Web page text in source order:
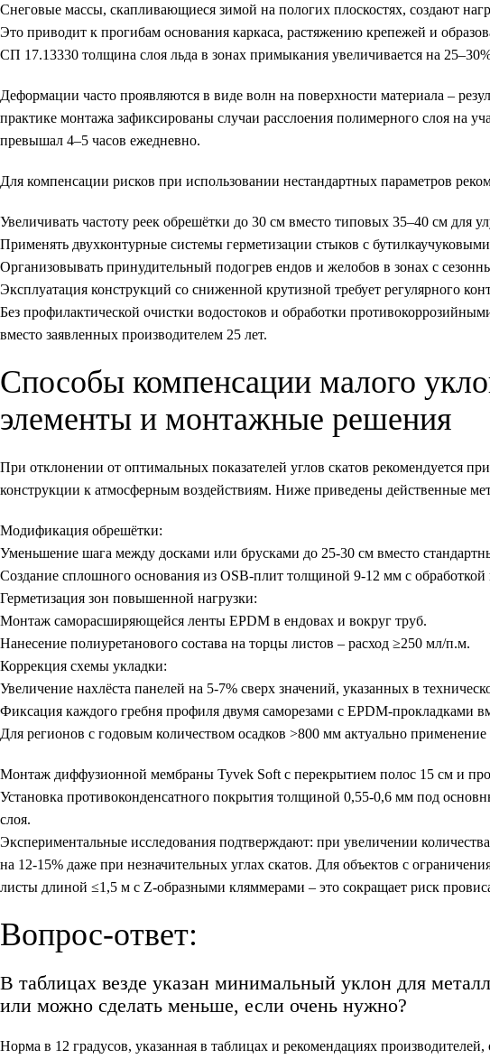
Снеговые массы, скапливающиеся зимой на пологих плоскостях, создают
Это приводит к прогибам основания каркаса, растяжению крепежей и
СП 17.13330 толщина слоя льда в зонах примыкания увеличивается на
Деформации часто проявляются в виде волн на поверхности материала –
практике монтажа зафиксированы случаи расслоения полимерного слоя на
превышал 4–5 часов ежедневно.
Для компенсации рисков при использовании нестандартных параметров
Увеличивать частоту реек обрешётки до 30 см вместо типовых 35–40 см для
Применять двухконтурные системы герметизации стыков с
Организовывать принудительный подогрев ендов и желобов в зонах с
Эксплуатация конструкций со сниженной крутизной требует регулярного
Без профилактической очистки водостоков и обработки
вместо заявленных производителем 25 лет.
Способы компенсации малого
элементы и монтажные решения
При отклонении от оптимальных показателей углов скатов рекомендуется
конструкции к атмосферным воздействиям. Ниже приведены действенные
Модификация обрешётки:
Уменьшение шага между досками или брусками до 25-30 см вместо
Создание сплошного основания из OSB-плит толщиной 9-12 мм с
Герметизация зон повышенной нагрузки:
Монтаж саморасширяющейся ленты EPDM в ендовах и вокруг труб.
Нанесение полиуретанового состава на торцы листов – расход ≥250 мл/п.м.
Коррекция схемы укладки:
Увеличение нахлёста панелей на 5-7% сверх значений, указанных в
Фиксация каждого гребня профиля двумя саморезами с EPDM-прокладками
Для регионов с годовым количеством осадков >800 мм актуально
Монтаж диффузионной мембраны Tyvek Soft с перекрытием полос 15 см и
Установка противоконденсатного покрытия толщиной 0,55-0,6 мм под
слоя.
Экспериментальные исследования подтверждают: при увеличении
на 12-15% даже при незначительных углах скатов. Для объектов с
листы длиной ≤1,5 м с Z-образными кляммерами – это сокращает риск
Вопрос-ответ:
В таблицах везде указан минимальный уклон для
или можно сделать меньше, если очень нужно?
Норма в 12 градусов, указанная в таблицах и рекомендациях